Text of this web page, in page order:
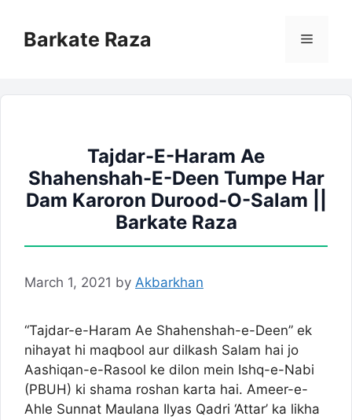
contentBarkate Raza Menu
Tajdar-E-Haram Ae
Shahenshah-E-Deen Tumpe Har
Dam Karoron Durood-O-Salam ||
Barkate Raza
March 1, 2021 by Akbarkhan
“Tajdar-e-Haram Ae Shahenshah-e-Deen” ek
nihayat hi maqbool aur dilkash Salam hai jo
Aashiqan-e-Rasool ke dilon mein Ishq-e-Nabi
(PBUH) ki shama roshan karta hai. Ameer-e-
Ahle Sunnat Maulana Ilyas Qadri ‘Attar’ ka likha